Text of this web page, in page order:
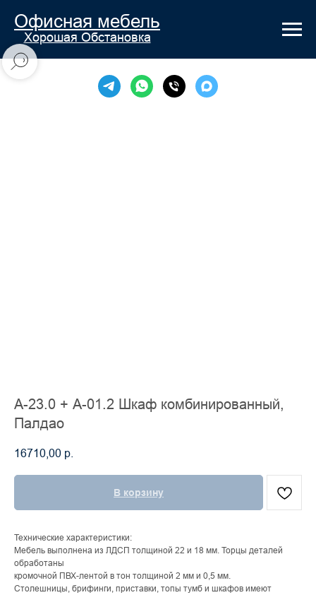
Офисная мебель
Хорошая Обстановка
А-23.0 + А-01.2 Шкаф комбинированный,
Палдао
16710,00 р.
В корзину
Технические характеристики:
Мебель выполнена из ЛДСП толщиной 22 и 18 мм. Торцы деталей
обработаны
кромочной ПВХ-лентой в тон толщиной 2 мм и 0,5 мм.
Столешницы, брифинги, приставки, топы тумб и шкафов имеют